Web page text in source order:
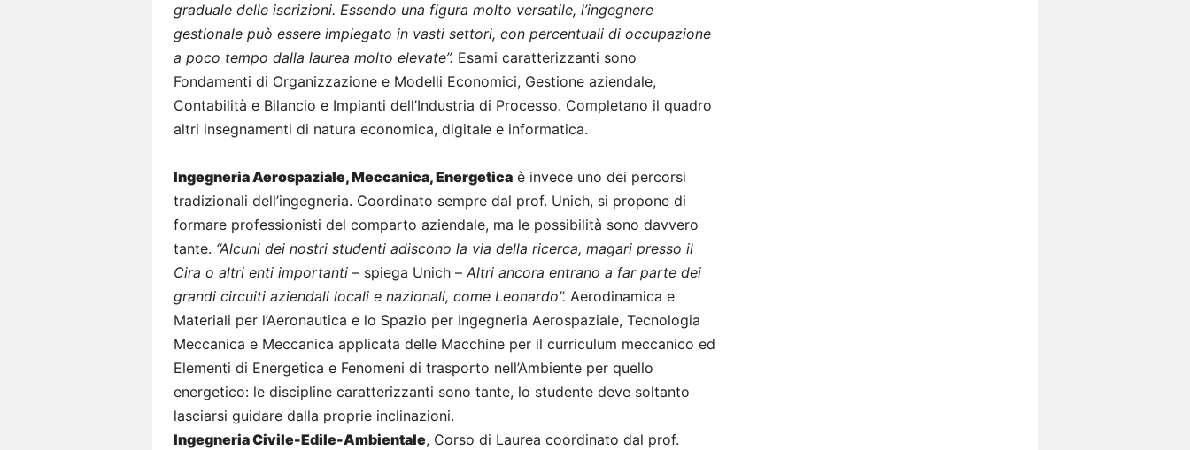
graduale delle iscrizioni. Essendo una figura molto versatile, l’ingegnere
gestionale può essere impiegato in vasti settori, con percentuali di occupazione
a poco tempo dalla laurea molto elevate”. Esami caratterizzanti sono
Fondamenti di Organizzazione e Modelli Economici, Gestione aziendale,
Contabilità e Bilancio e Impianti dell’Industria di Processo. Completano il quadro
altri insegnamenti di natura economica, digitale e informatica.
Ingegneria Aerospaziale, Meccanica, Energetica è invece uno dei percorsi
tradizionali dell’ingegneria. Coordinato sempre dal prof. Unich, si propone di
formare professionisti del comparto aziendale, ma le possibilità sono davvero
tante. “Alcuni dei nostri studenti adiscono la via della ricerca, magari presso il
Cira o altri enti importanti – spiega Unich – Altri ancora entrano a far parte dei
grandi circuiti aziendali locali e nazionali, come Leonardo”. Aerodinamica e
Materiali per l’Aeronautica e lo Spazio per Ingegneria Aerospaziale, Tecnologia
Meccanica e Meccanica applicata delle Macchine per il curriculum meccanico ed
Elementi di Energetica e Fenomeni di trasporto nell’Ambiente per quello
energetico: le discipline caratterizzanti sono tante, lo studente deve soltanto
lasciarsi guidare dalla proprie inclinazioni.
Ingegneria Civile-Edile-Ambientale, Corso di Laurea coordinato dal prof.